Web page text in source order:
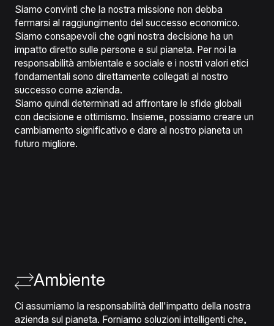
Siamo convinti che la nostra missione non debba
fermarsi al raggiungimento del successo economico.
Siamo consapevoli che ogni nostra decisione ha un
impatto diretto sulle persone e sul pianeta. Per noi la
responsabilità ambientale e sociale e i nostri valori etici
fondamentali sono direttamente collegati al nostro
successo come azienda.
Siamo quindi determinati ad affrontare le sfide globali
con decisione e ottimismo. Insieme, possiamo creare un
cambiamento significativo e dare al nostro pianeta un
futuro migliore.
Ambiente
Ci assumiamo la responsabilità dell'impatto della nostra
azienda sul pianeta. Forniamo soluzioni intelligenti che,